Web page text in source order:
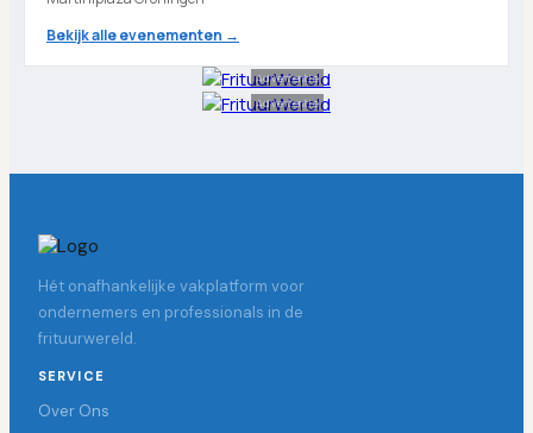
Bekijk alle evenementen →
Advertentie
Advertentie
Hét onafhankelijke vakplatform voor
ondernemers en professionals in de
frituurwereld.
SERVICE
Over Ons